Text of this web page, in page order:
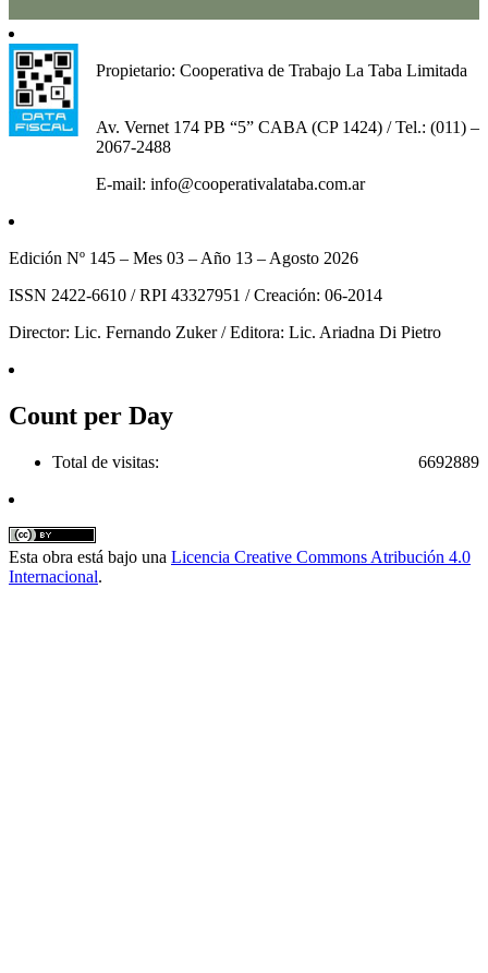
Propietario: Cooperativa de Trabajo La Taba Limitada
Av. Vernet 174 PB “5” CABA (CP 1424) / Tel.: (011) –
2067-2488
E-mail: info@cooperativalataba.com.ar
Edición Nº 145 – Mes 03 – Año 13 – Agosto 2026
ISSN 2422-6610 / RPI 43327951 / Creación: 06-2014
Director: Lic. Fernando Zuker / Editora: Lic. Ariadna Di Pietro
Count per Day
6692889
Total de visitas:
Esta obra está bajo una Licencia Creative Commons Atribución 4.0
Internacional.